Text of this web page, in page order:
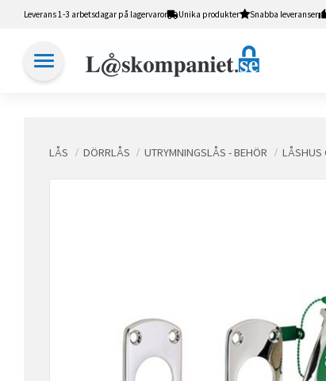
Leverans 1-3 arbetsdagar på lagervaror Unika produkter Snabba leveranser
LÅS DÖRRLÅS UTRYMNINGSLÅS - BEHÖR LÅSHUS